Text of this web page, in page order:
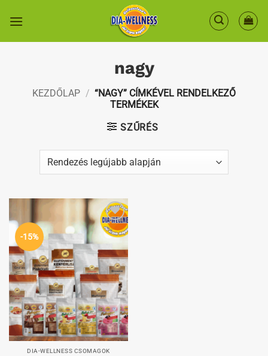
nagy
KEZDŐLAP / “NAGY” CÍMKÉVEL RENDELKEZŐ
TERMÉKEK
SZŰRÉS
-15%
Kedvenceimhez
DIA-WELLNESS CSOMAGOK